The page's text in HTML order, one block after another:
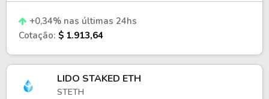
+0,34% nas últimas 24hs
Cotação: $ 1.913,64
LIDO STAKED ETH
STETH